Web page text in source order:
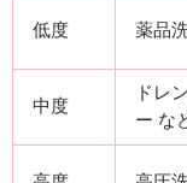
低度 薬品
中度
ドレ
ー な